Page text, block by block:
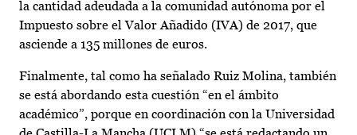
la cantidad adeudada a la comunidad autónoma por el
Impuesto sobre el Valor Añadido (IVA) de 2017, que
asciende a 135 millones de euros.
Finalmente, tal como ha señalado Ruiz Molina, también
se está abordando esta cuestión “en el ámbito
académico”, porque en coordinación con la Universidad